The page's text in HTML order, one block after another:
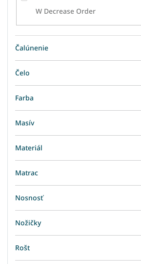
W Decrease Order
Čalúnenie
Čelo
Farba
Masív
Materiál
Matrac
Nosnosť
Nožičky
Rošt